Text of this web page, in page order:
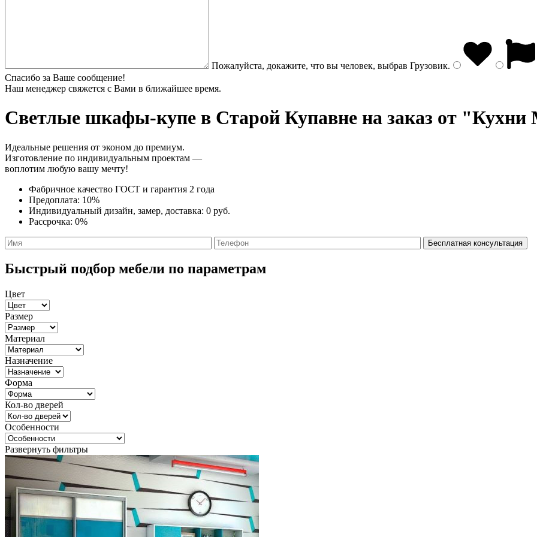
Пожалуйста, докажите, что вы человек, выбрав Грузовик.
Спасибо за Ваше сообщение!
Наш менеджер свяжется с Вами в ближайшее время.
Светлые шкафы-купе в Старой Купавне на заказ от "Кухни
Идеальные решения от эконом до премиум.
Изготовление по индивидуальным проектам —
воплотим любую вашу мечту!
Фабричное качество ГОСТ и гарантия 2 года
Предоплата: 10%
Индивидуальный дизайн, замер, доставка: 0 руб.
Рассрочка: 0%
Быстрый подбор мебели по параметрам
Цвет
Размер
Материал
Назначение
Форма
Кол-во дверей
Особенности
Развернуть фильтры